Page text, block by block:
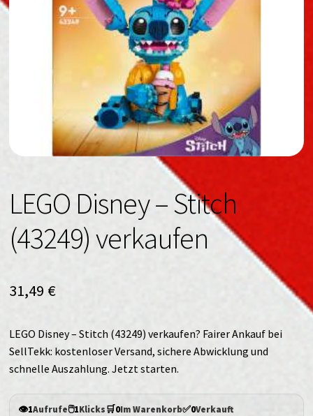
LEGO Disney – Stitch
(43249) verkaufen
31,49 €
LEGO Disney – Stitch (43249) verkaufen? Fairer Ankauf bei
SellTekk: kostenloser Versand, sichere Abwicklung und
schnelle Auszahlung. Jetzt starten.
👁️1Aufrufe🖱️1Klicks🛒0Im Warenkorb✅0Verkauft